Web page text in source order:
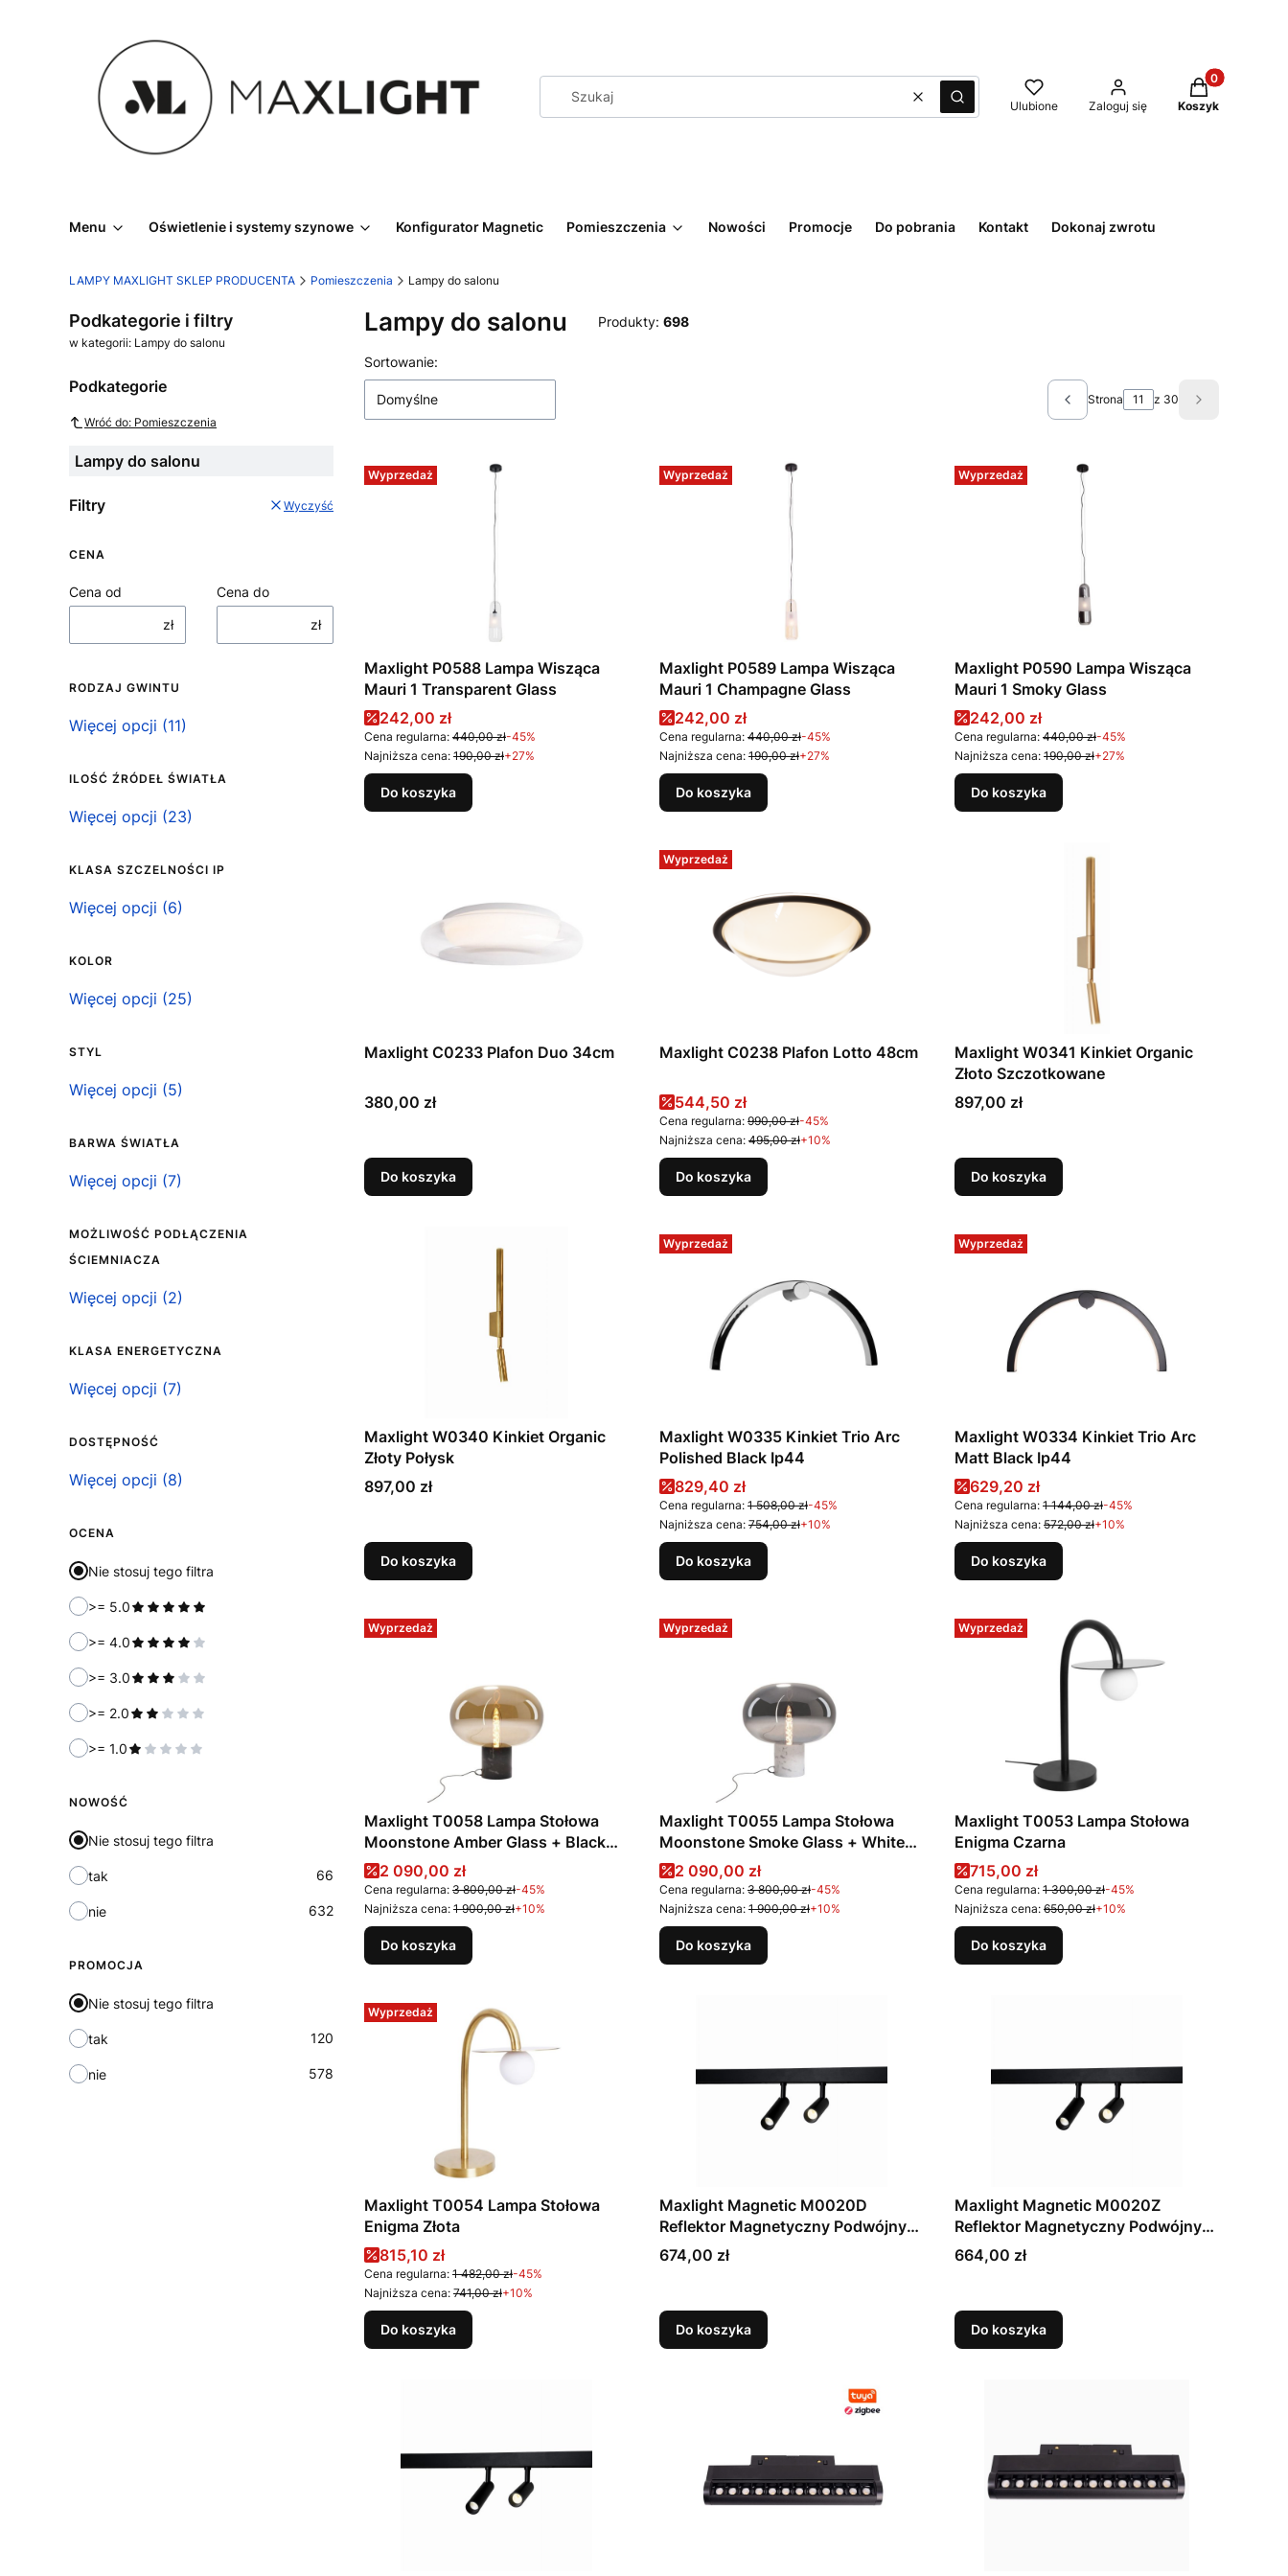
WyczyśćSzukaj Ulubione Zaloguj się
Produkty w
Koszyk
Menu Oświetlenie i systemy szynowe Konfigurator Magnetic Pomieszczenia Nowości Promocje Do pobrania Kontakt Dokonaj zwrotu
LAMPY MAXLIGHT SKLEP PRODUCENTA Pomieszczenia Lampy do salonu
Podkategorie i filtry
w kategorii: Lampy do salonu
Podkategorie
Wróć do: Pomieszczenia
Lampy do salonu
Filtry Wyczyść
CENA
Cena od
zł
Cena do
zł
RODZAJ GWINTU
Rodzaj gwintu
Więcej opcji (11)
ILOŚĆ ŹRÓDEŁ ŚWIATŁA
Ilość źródeł światła
Więcej opcji (23)
KLASA SZCZELNOŚCI IP
Klasa szczelności IP
Więcej opcji (6)
KOLOR
Kolor
Więcej opcji (25)
STYL
Styl
Więcej opcji (5)
BARWA ŚWIATŁA
Barwa światła
Więcej opcji (7)
MOŻLIWOŚĆ PODŁĄCZENIA
ŚCIEMNIACZA
Możliwość podłączenia ściemniacza
Więcej opcji (2)
KLASA ENERGETYCZNA
Klasa energetyczna
Więcej opcji (7)
DOSTĘPNOŚĆ
Dostępność
Więcej opcji (8)
OCENA
Nie stosuj tego filtra
>= 5.0
>= 4.0
>= 3.0
>= 2.0
>= 1.0
NOWOŚĆ
Nie stosuj tego filtra
tak 66
nie 632
PROMOCJA
Nie stosuj tego filtra
tak 120
nie 578
Lampy do salonu Produkty: 698
Lista produktów
Sortowanie:
Domyślne Poprzednie produkty
Strona z 30 Następne
Wyprzedaż
Maxlight P0588 Lampa Wisząca
Mauri 1 Transparent Glass
Cena promocyjna
242,00 zł
Cena regularna: 440,00 zł-45%
Najniższa cena: 190,00 zł+27%
Do koszyka
Wyprzedaż
Maxlight P0589 Lampa Wisząca
Mauri 1 Champagne Glass
Cena promocyjna
242,00 zł
Cena regularna: 440,00 zł-45%
Najniższa cena: 190,00 zł+27%
Do koszyka
Wyprzedaż
Maxlight P0590 Lampa Wisząca
Mauri 1 Smoky Glass
Cena promocyjna
242,00 zł
Cena regularna: 440,00 zł-45%
Najniższa cena: 190,00 zł+27%
Do koszyka
Maxlight C0233 Plafon Duo 34cm
Cena
380,00 zł
Do koszyka
Wyprzedaż
Maxlight C0238 Plafon Lotto 48cm
Cena promocyjna
544,50 zł
Cena regularna: 990,00 zł-45%
Najniższa cena: 495,00 zł+10%
Do koszyka
Maxlight W0341 Kinkiet Organic
Złoto Szczotkowane
Cena
897,00 zł
Do koszyka
Maxlight W0340 Kinkiet Organic
Złoty Połysk
Cena
897,00 zł
Do koszyka
Wyprzedaż
Maxlight W0335 Kinkiet Trio Arc
Polished Black Ip44
Cena promocyjna
829,40 zł
Cena regularna: 1 508,00 zł-45%
Najniższa cena: 754,00 zł+10%
Do koszyka
Wyprzedaż
Maxlight W0334 Kinkiet Trio Arc
Matt Black Ip44
Cena promocyjna
629,20 zł
Cena regularna: 1 144,00 zł-45%
Najniższa cena: 572,00 zł+10%
Do koszyka
Wyprzedaż
Maxlight T0058 Lampa Stołowa
Moonstone Amber Glass + Black
Marble
Cena promocyjna
2 090,00 zł
Cena regularna: 3 800,00 zł-45%
Najniższa cena: 1 900,00 zł+10%
Do koszyka
Wyprzedaż
Maxlight T0055 Lampa Stołowa
Moonstone Smoke Glass + White
Marble
Cena promocyjna
2 090,00 zł
Cena regularna: 3 800,00 zł-45%
Najniższa cena: 1 900,00 zł+10%
Do koszyka
Wyprzedaż
Maxlight T0053 Lampa Stołowa
Enigma Czarna
Cena promocyjna
715,00 zł
Cena regularna: 1 300,00 zł-45%
Najniższa cena: 650,00 zł+10%
Do koszyka
Wyprzedaż
Maxlight T0054 Lampa Stołowa
Enigma Złota
Cena promocyjna
815,10 zł
Cena regularna: 1 482,00 zł-45%
Najniższa cena: 741,00 zł+10%
Do koszyka
Maxlight Magnetic M0020D
Reflektor Magnetyczny Podwójny
System Dali 10W 806 LM 3000K
Cena
674,00 zł
Do koszyka
Maxlight Magnetic M0020Z
Reflektor Magnetyczny Podwójny
System Zigbee 10W 806 LM
2700/5000K
Cena
664,00 zł
Do koszyka